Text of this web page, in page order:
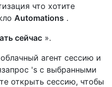
что хотите
Automations .
сейчас ».
агент сессию и
's с выбранными
открыть сессию, чтобы